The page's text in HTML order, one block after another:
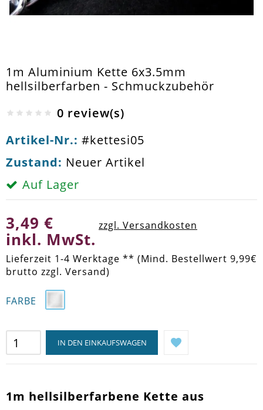
1m Aluminium Kette 6x3.5mm
hellsilberfarben - Schmuckzubehör
0 review(s)
Artikel-Nr.: #kettesi05
Zustand: Neuer Artikel
Auf Lager
3,49 €
inkl. MwSt.
zzgl. Versandkosten
Lieferzeit 1-4 Werktage ** (Mind. Bestellwert 9,99€
brutto zzgl. Versand)
FARBE
IN DEN EINKAUFSWAGEN
1m hellsilberfarbene Kette aus